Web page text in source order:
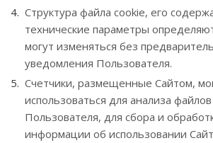
Структура файла cookie, его
технические параметры
могут изменяться без
уведомления Пользователя.
Счетчики, размещенные Сайтом,
использоваться для анализа
Пользователя, для сбора и
информации об использовании